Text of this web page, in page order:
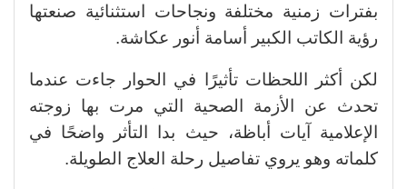
بفترات زمنية مختلفة ونجاحات استثنائية صنعتها
رؤية الكاتب الكبير أسامة أنور عكاشة.
لكن أكثر اللحظات تأثيرًا في الحوار جاءت عندما
تحدث عن الأزمة الصحية التي مرت بها زوجته
الإعلامية آيات أباظة، حيث بدا التأثر واضحًا في
كلماته وهو يروي تفاصيل رحلة العلاج الطويلة.